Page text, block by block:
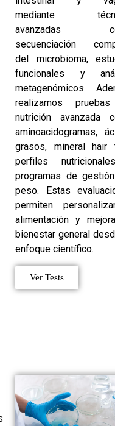
mediante
avanzadas
secuenciación
del microbioma,
funcionales y
metagenómicos.
realizamos
nutrición avanzada
aminoacidogramas,
grasos, mineral hair
perfiles
programas de
peso. Estas
permiten
alimentación y
bienestar general
enfoque científico.
Ver Tests